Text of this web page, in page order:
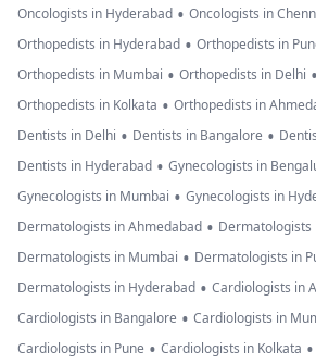
Oncologists in Hyderabad • Oncologists in
Orthopedists in Hyderabad • Orthopedists in
Orthopedists in Mumbai • Orthopedists in Delhi •
Orthopedists in Kolkata • Orthopedists in
Dentists in Delhi • Dentists in Bangalore •
Dentists in Hyderabad • Gynecologists in
Gynecologists in Mumbai • Gynecologists in
Dermatologists in Ahmedabad • Dermatologists
Dermatologists in Mumbai • Dermatologists in
Dermatologists in Hyderabad • Cardiologists in
Cardiologists in Bangalore • Cardiologists in
Cardiologists in Pune • Cardiologists in Kolkata •